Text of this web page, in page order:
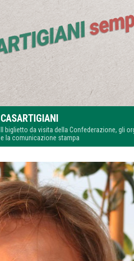
CASARTIGIANI
Il biglietto da visita della Confederazione, gli
e la comunicazione stampa